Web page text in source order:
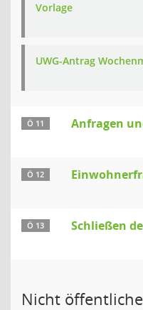
Vorlage
UWG-Antrag
Ö 11 Anfragen
Ö 12
Ö 13 Schließen
Nicht